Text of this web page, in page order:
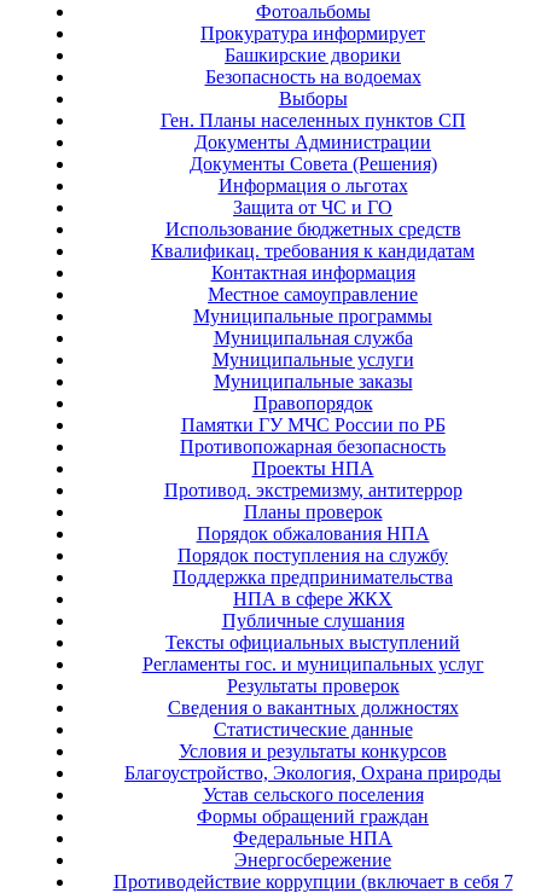
Фотоальбомы
Прокуратура информирует
Башкирские дворики
Безопасность на водоемах
Выборы
Ген. Планы населенных пунктов СП
Документы Администрации
Документы Совета (Решения)
Информация о льготах
Защита от ЧС и ГО
Использование бюджетных средств
Квалификац. требования к кандидатам
Контактная информация
Местное самоуправление
Муниципальные программы
Муниципальная служба
Муниципальные услуги
Муниципальные заказы
Правопорядок
Памятки ГУ МЧС России по РБ
Противопожарная безопасность
Проекты НПА
Противод. экстремизму, антитеррор
Планы проверок
Порядок обжалования НПА
Порядок поступления на службу
Поддержка предпринимательства
НПА в сфере ЖКХ
Публичные слушания
Тексты официальных выступлений
Регламенты гос. и муниципальных услуг
Результаты проверок
Сведения о вакантных должностях
Статистические данные
Условия и результаты конкурсов
Благоустройство, Экология, Охрана природы
Устав сельского поселения
Формы обращений граждан
Федеральные НПА
Энергосбережение
Противодействие коррупции (включает в себя 7